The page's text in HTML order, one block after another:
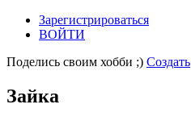
Зарегистрироваться
ВОЙТИ
Поделись своим хобби ;) Создать
Зайка